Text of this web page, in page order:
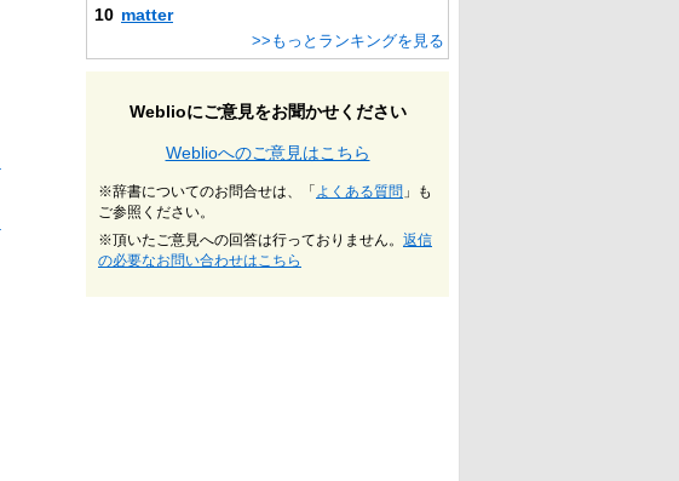
10 matter
>>もっとランキングを見る
Weblioにご意見をお聞かせください
Weblioへのご意見はこちら
※辞書についてのお問合せは、「 よくある質問 」も
ご参照ください。
※頂いたご意見への回答は行っておりません。 返信
の必要なお問い合わせはこちら